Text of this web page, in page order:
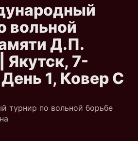
вольной
Д.П.
Якутск, 7-
1, Ковер C
турнир по вольной борьбе